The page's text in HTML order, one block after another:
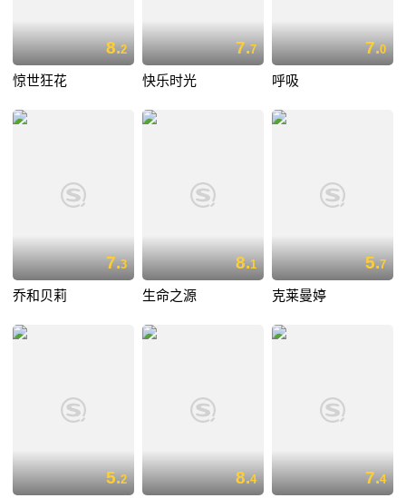
8.2
惊世狂花
7.7
快乐时光
7.0
呼吸
7.3
乔和贝莉
8.1
生命之源
5.7
克莱曼婷
5.2 8.4 7.4